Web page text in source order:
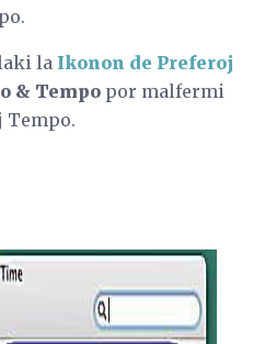
la Ikonon de Preferoj
& Tempo por malfermi
Tempo.